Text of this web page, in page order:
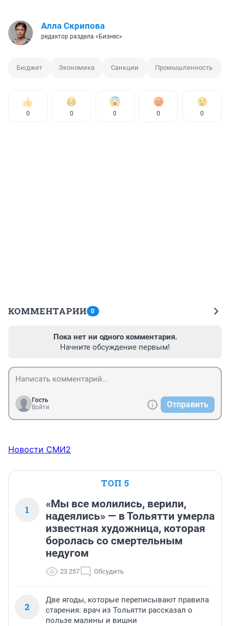
Алла Скрипова
редактор раздела «Бизнес»
Бюджет Экономика Санкции Промышленность
0 0 0 0 0
КОММЕНТАРИИ 0
Пока нет ни одного комментария.
Начните обсуждение первым!
Гость
Войти
Отправить
Новости СМИ2
ТОП 5
1
«Мы все молились, верили,
надеялись» — в Тольятти умерла
известная художница, которая
боролась со смертельным
недугом
23 257 Обсудить
2
Две ягоды, которые переписывают правила
старения: врач из Тольятти рассказал о
пользе малины и вишни